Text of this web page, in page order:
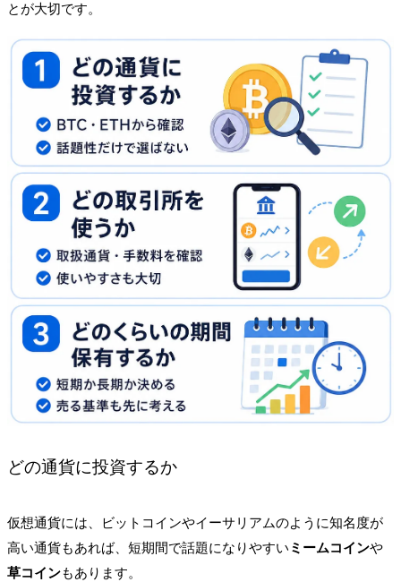
とが大切です。
どの通貨に投資するか
仮想通貨には、ビットコインやイーサリアムのように知名度が
高い通貨もあれば、短期間で話題になりやすい ミームコインや
草コインもあります。